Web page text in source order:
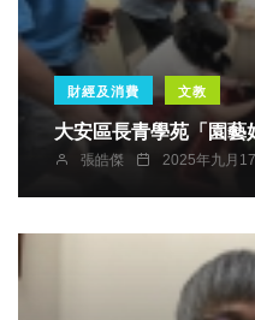
財經及消費 文教
大安區長青學苑「園藝
張皓傑 2025年九月